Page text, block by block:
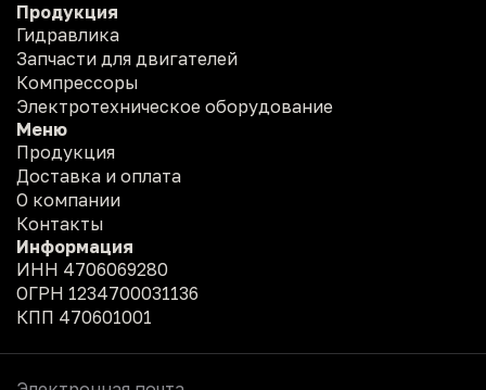
Продукция
Гидравлика
Запчасти для двигателей
Компрессоры
Электротехническое оборудование
Меню
Продукция
Доставка и оплата
О компании
Контакты
Информация
ИНН 4706069280
ОГРН 1234700031136
КПП 470601001